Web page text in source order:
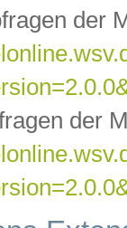
der
der